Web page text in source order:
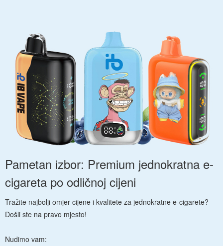
Pametan izbor: Premium jednokratna e-
cigareta po odličnoj cijeni
Tražite najbolji omjer cijene i kvalitete za jednokratne e-cigarete?
Došli ste na pravo mjesto!
Nudimo vam: